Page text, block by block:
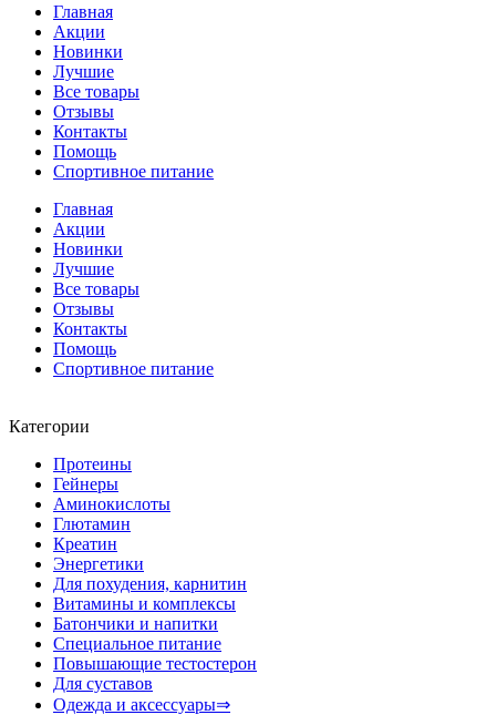
Главная
Акции
Новинки
Лучшие
Все товары
Отзывы
Контакты
Помощь
Спортивное питание
Главная
Акции
Новинки
Лучшие
Все товары
Отзывы
Контакты
Помощь
Спортивное питание
Категории
Протеины
Гейнеры
Аминокислоты
Глютамин
Креатин
Энергетики
Для похудения, карнитин
Витамины и комплексы
Батончики и напитки
Специальное питание
Повышающие тестостерон
Для суставов
Одежда и аксессуары⇒